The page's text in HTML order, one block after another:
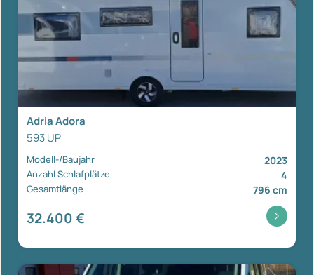
Adria Adora
593 UP
Modell-/Baujahr 2023
Anzahl Schlafplätze 4
Gesamtlänge 796 cm
32.400 €